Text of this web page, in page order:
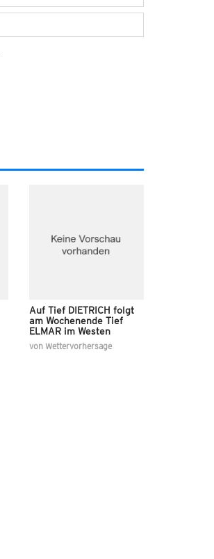
Auf Tief DIETRICH folgt
am Wochenende Tief
ELMAR im Westen
von Wettervorhersage